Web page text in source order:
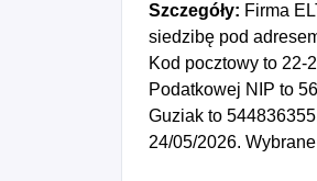
Szczegóły: Firma
siedzibę pod
Kod pocztowy to 22-
Podatkowej NIP to
Guziak to
24/05/2026.